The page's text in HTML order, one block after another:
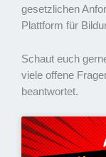
gesetzlichen
Plattform für
Schaut euch
viele offene
beantwortet.